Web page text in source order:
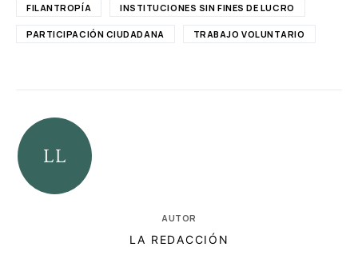
FILANTROPÍA INSTITUCIONES SIN FINES DE LUCRO
PARTICIPACIÓN CIUDADANA TRABAJO VOLUNTARIO
AUTOR
LA REDACCIÓN